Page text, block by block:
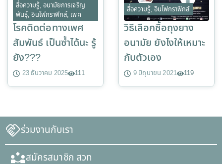
สื่อความรู้, อนามัยการเจริญ
พันธุ์,อินโฟกราฟิกส์, เพศ
โรคติดต่อทางเพศ
สัมพันธ์ เป็นซ้ำได้นะ รู้
ยัง???
23 ธันวาคม 2025 111
สื่อความรู้, อินโฟกราฟิกส์
วิธีเลือกซื้อถุงยาง
อนามัย ยังไงให้เหมาะ
กับตัวเอง
9 มิถุนายน 2021 119
ร่วมงานกับเรา
สมัครสมาชิก สวท